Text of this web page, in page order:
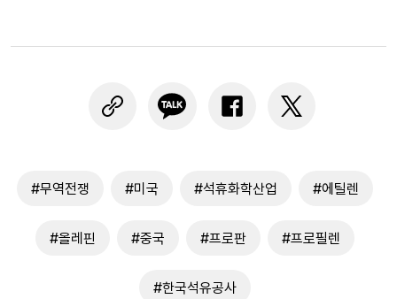
#무역전쟁 #미국 #석휴화학산업 #에틸렌
#올레핀 #중국 #프로판 #프로필렌
#한국석유공사